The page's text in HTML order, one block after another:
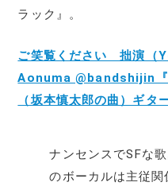
ラック』。
ご笑覧ください 拙演（
Aonuma @bandshijin『
（坂本慎太郎の曲）ギタ
ナンセンスでSFな
のボーカルは主従